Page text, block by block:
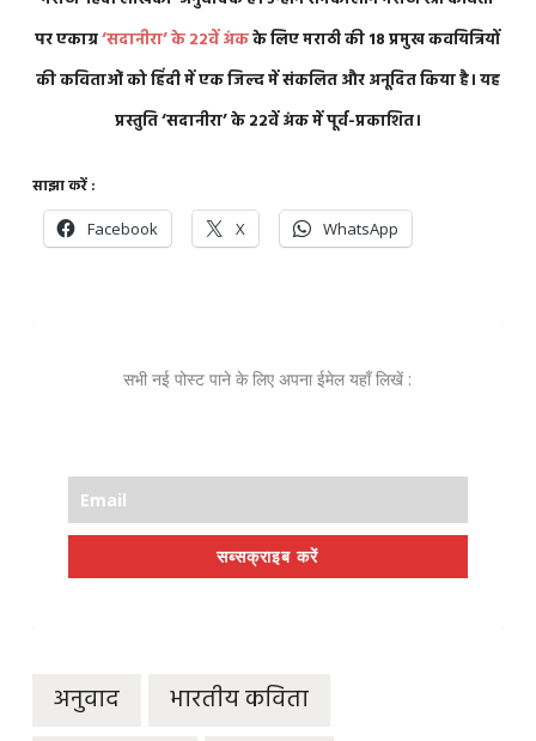
पर एकाग्र‘सदानीरा’ के 22वें अंकके लिए मराठी की 18 प्रमुख कवयित्रियों
की कविताओं को हिंदी में एक जिल्द में संकलित और अनूदित किया है। यह
प्रस्तुति ‘सदानीरा’ के 22वें अंक में पूर्व-प्रकाशित।
साझा करें :
Facebook X WhatsApp
सभी नई पोस्ट पाने के लिए अपना ईमेल यहाँ लिखें :
सब्सक्राइब करें
अनुवाद
भारतीय कविता